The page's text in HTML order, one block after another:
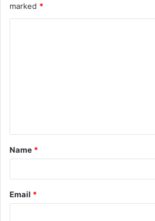
marked *
t
*
Name *
Email *